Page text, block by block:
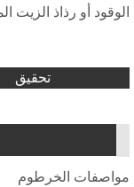
أو رذاذ الزيت
تحقيق
الخرطوم